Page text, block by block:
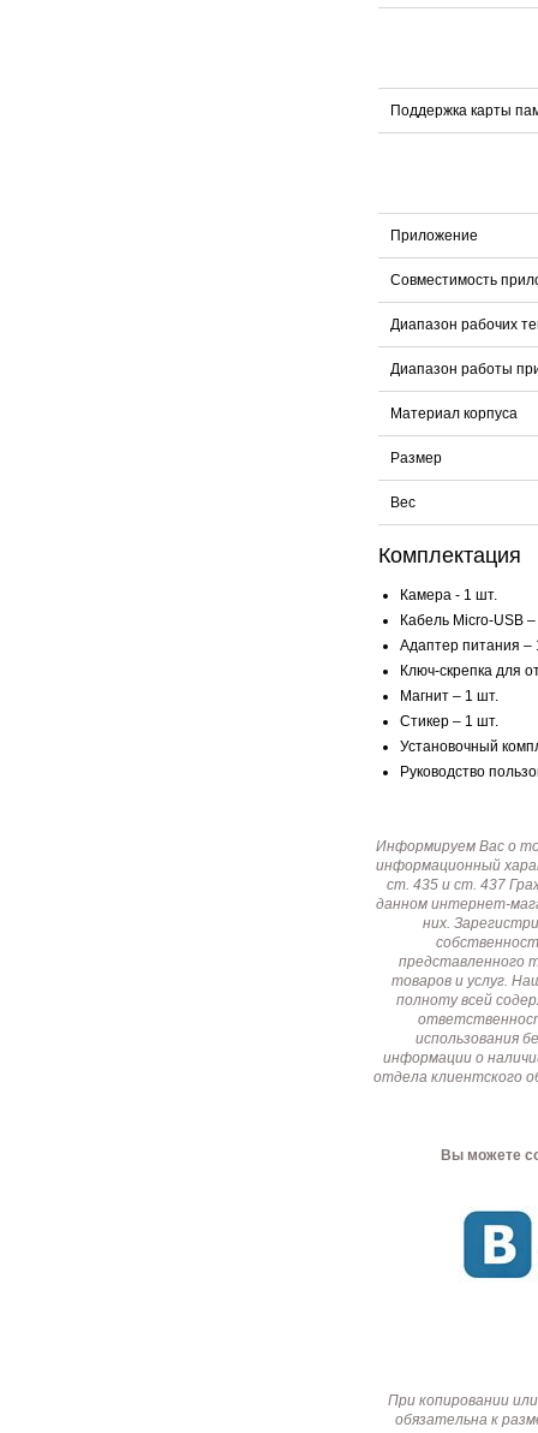
Поддержка карты
Приложение
Совместимость
Диапазон рабочих
Диапазон работы
Материал корпуса
Размер
Вес
Комплектация
Камера - 1 шт.
Кабель Micro-USB
Адаптер питания –
Ключ-скрепка для
Магнит – 1 шт.
Стикер – 1 шт.
Установочный
Руководство
Информируем Вас о
информационный
ст. 435 и ст. 437
данном интернет-
них.
представленного
товаров и услуг.
полноту всей
использования
информации о
отдела клиентского
Вы можете
При копировании
обязательна к